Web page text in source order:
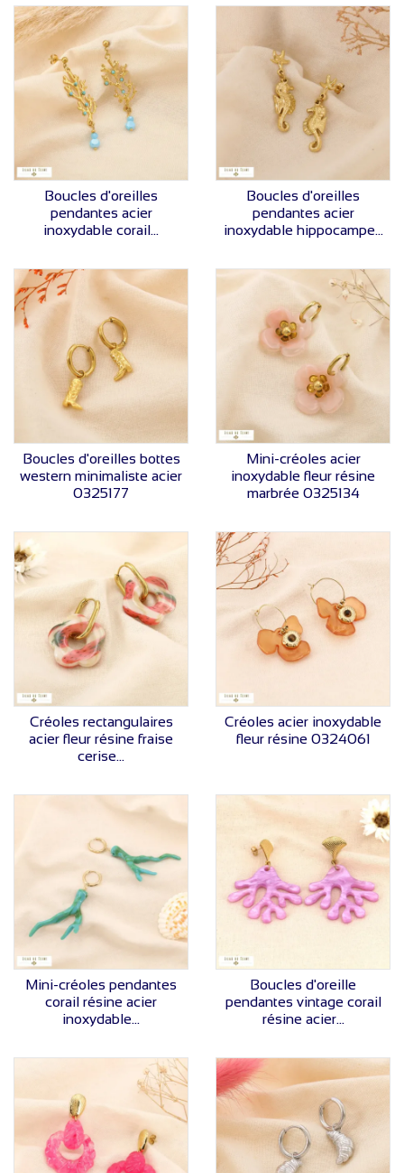
VOIR LE PRIX
Boucles d'oreilles
pendantes acier
inoxydable corail...
VOIR LE PRIX
Boucles d'oreilles
pendantes acier
inoxydable hippocampe...
VOIR LE PRIX
Boucles d'oreilles bottes
western minimaliste acier
0325177
VOIR LE PRIX
Mini-créoles acier
inoxydable fleur résine
marbrée 0325134
VOIR LE PRIX
Créoles rectangulaires
acier fleur résine fraise
cerise...
VOIR LE PRIX
Créoles acier inoxydable
fleur résine 0324061
VOIR LE PRIX
Mini-créoles pendantes
corail résine acier
inoxydable...
VOIR LE PRIX
Boucles d'oreille
pendantes vintage corail
résine acier...